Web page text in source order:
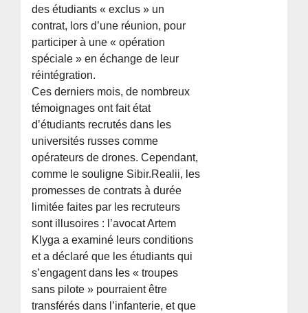
des étudiants « exclus » un
contrat, lors d’une réunion, pour
participer à une « opération
spéciale » en échange de leur
réintégration.
Ces derniers mois, de nombreux
témoignages ont fait état
d’étudiants recrutés dans les
universités russes comme
opérateurs de drones. Cependant,
comme le souligne Sibir.Realii, les
promesses de contrats à durée
limitée faites par les recruteurs
sont illusoires : l’avocat Artem
Klyga a examiné leurs conditions
et a déclaré que les étudiants qui
s’engagent dans les « troupes
sans pilote » pourraient être
transférés dans l’infanterie, et que